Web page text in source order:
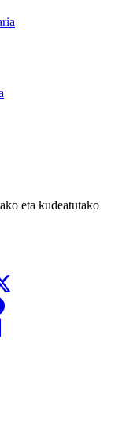
eta kudeatutako